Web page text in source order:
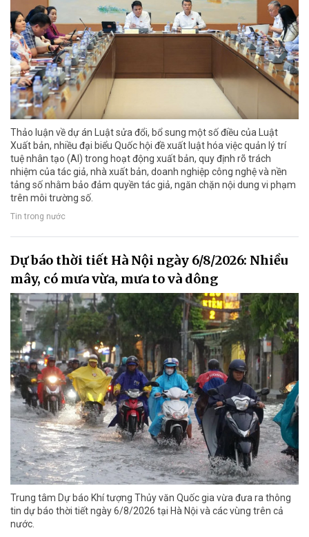
Thảo luận về dự án Luật sửa đổi, bổ sung một số điều của Luật
Xuất bản, nhiều đại biểu Quốc hội đề xuất luật hóa việc quản lý trí
tuệ nhân tạo (AI) trong hoạt động xuất bản, quy định rõ trách
nhiệm của tác giả, nhà xuất bản, doanh nghiệp công nghệ và nền
tảng số nhằm bảo đảm quyền tác giả, ngăn chặn nội dung vi phạm
trên môi trường số.
Tin trong nước
Dự báo thời tiết Hà Nội ngày 6/8/2026: Nhiều
mây, có mưa vừa, mưa to và dông
Trung tâm Dự báo Khí tượng Thủy văn Quốc gia vừa đưa ra thông
tin dự báo thời tiết ngày 6/8/2026 tại Hà Nội và các vùng trên cả
nước.